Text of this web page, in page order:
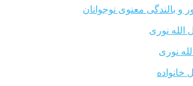
و بالندگی معنوی نوجوانان
نوری